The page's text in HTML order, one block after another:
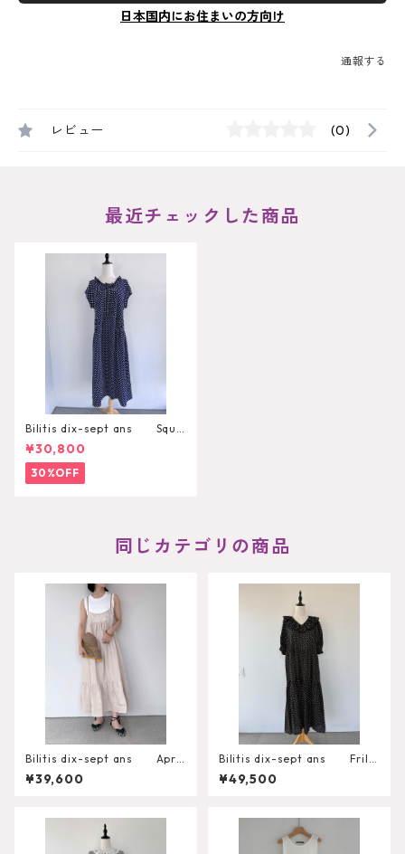
日本国内にお住まいの方向け
通報する
レビュー (0)
最近チェックした商品
Bilitis dix-sept ans Squa
re Frill Neck Dress（Dot）
¥30,800
30%OFF
同じカテゴリの商品
Bilitis dix-sept ans Apro
n Cami Dress
¥39,600
Bilitis dix-sept ans Frill
Tired Dress（Dot） 2913-7
17
¥49,500